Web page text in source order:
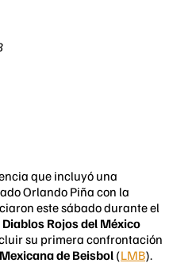
que incluyó una
Orlando Piña con la
este sábado durante el
Diablos Rojos del México
su primera confrontación
de Beisbol(LMB).